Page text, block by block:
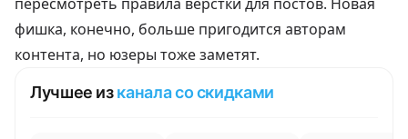
фишка, конечно, больше пригодится авторам
контента, но юзеры тоже заметят.
Лучшее изканала со скидками